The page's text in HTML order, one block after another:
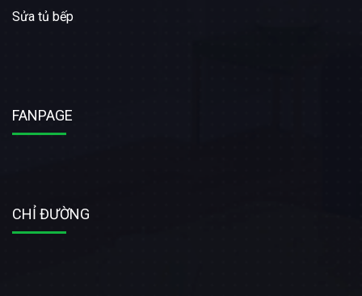
Sửa tủ bếp
FANPAGE
CHỈ ĐƯỜNG